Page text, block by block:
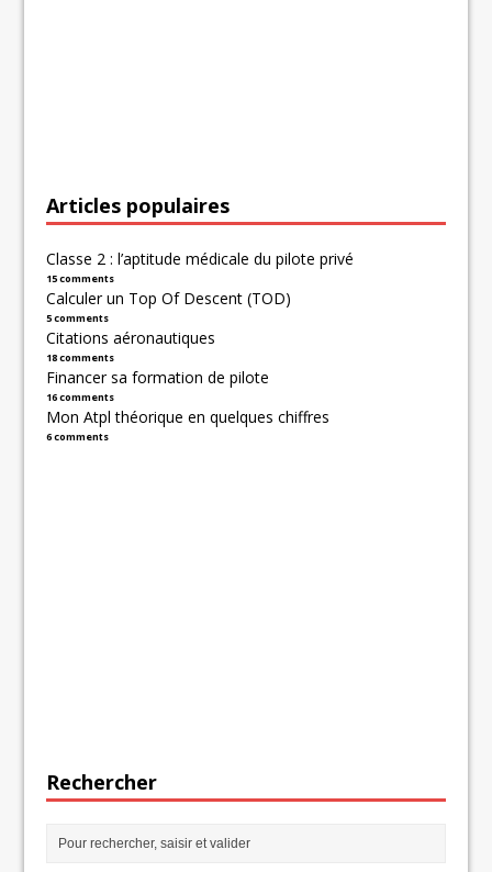
Articles populaires
Classe 2 : l’aptitude médicale du pilote privé
15 comments
Calculer un Top Of Descent (TOD)
5 comments
Citations aéronautiques
18 comments
Financer sa formation de pilote
16 comments
Mon Atpl théorique en quelques chiffres
6 comments
Rechercher